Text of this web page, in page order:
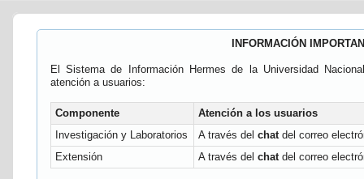
INFORMACIÓN
El Sistema de Información Hermes de la Universidad
atención a usuarios:
Componente
Atención a los usuarios
Investigación y Laboratorios
A través del chatdel correo
Extensión
A través del chatdel correo